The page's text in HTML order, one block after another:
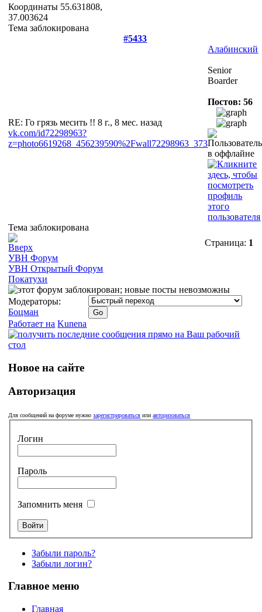
Координаты 55.631808,
37.003624
Тема заблокирована
#5433
RE: Го грязь месить !!8 г., 8 мес. назад
vk.com/id72298963?
z=photo6619268_456239590%2Fwall72298963_373
Алабинский
Senior
Boarder
Постов: 56
Тема заблокирована
Страница: 1
УВН Форум
УВН Открытый Форум
Покатухи
Модераторы:
Боцман
Работает на Kunena
Новое на сайте
Авторизация
Для сообщений на форуме нужнозарегистрироваться илиавторизоваться
Логин
Пароль
Запомнить меня
Забыли пароль?
Забыли логин?
Главное меню
Главная